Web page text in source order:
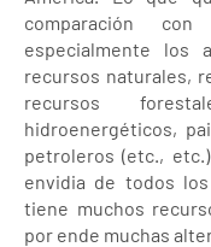
comparación
especialmente los
recursos naturales,
recursos
hidroenergéticos,
petroleros (etc.,
envidia de todos
tiene muchos
por ende muchas